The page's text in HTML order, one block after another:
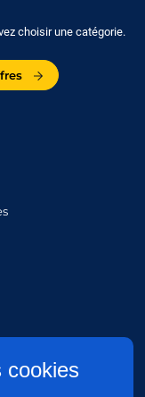
choisir une catégorie.
cookies